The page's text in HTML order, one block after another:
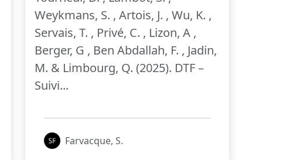
Weykmans, S. , Artois, J. , Wu, K. ,
Servais, T. , Privé, C. , Lizon, A ,
Berger, G , Ben Abdallah, F. , Jadin,
M. & Limbourg, Q. (2025). DTF –
Suivi...
Farvacque, S.